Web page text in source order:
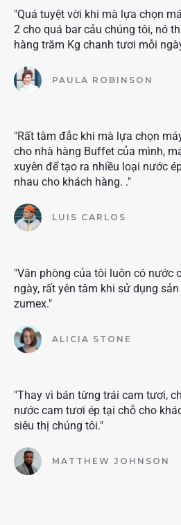
"Quá tuyệt vời khi mà lựa chọn
2 cho quá bar cảu chúng tôi, nó
hàng trăm Kg chanh tươi mỗi
PAULA ROBINSON
"Rất tâm đắc khi mà lựa chọn
cho nhà hàng Buffet của mình,
xuyên để tạo ra nhiều loại nước
nhau cho khách hàng. ."
LUIS CARLOS
"Văn phòng của tôi luôn có nước
ngày, rất yên tâm khi sử dụng
zumex."
ALICIA STONE
"Thay vì bán từng trái cam tươi,
nước cam tươi ép tại chỗ cho
siêu thị chúng tôi."
MATTHEW JOHNSON